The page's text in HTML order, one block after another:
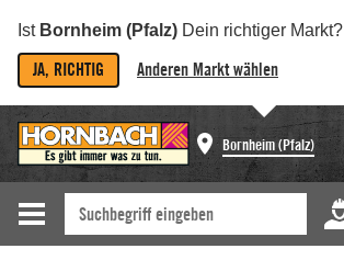
Ist Bornheim (Pfalz) Dein richtiger Markt?
JA, RICHTIG Anderen Markt wählen
Bornheim (Pfalz)